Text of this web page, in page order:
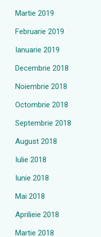
Martie 2019
Februarie 2019
Ianuarie 2019
Decembrie 2018
Noiembrie 2018
Octombrie 2018
Septembrie 2018
August 2018
Iulie 2018
Iunie 2018
Mai 2018
Aprilieie 2018
Martie 2018